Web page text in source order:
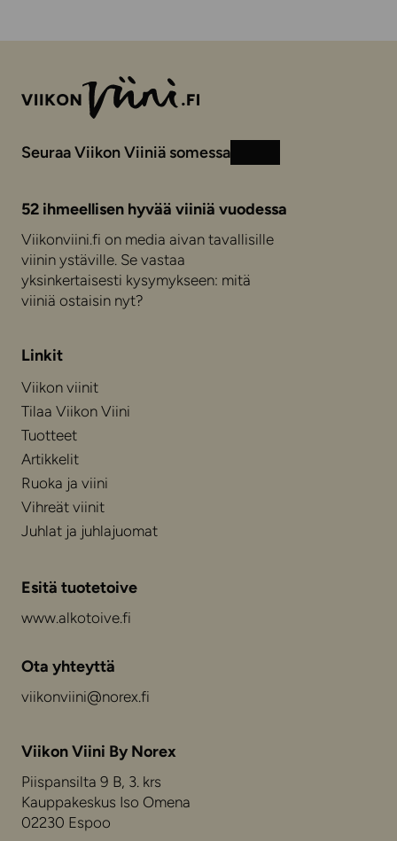
Seuraa Viikon Viiniä somessa Instagram
Facebook
52 ihmeellisen hyvää viiniä vuodessa
Viikonviini.fi on media aivan tavallisille
viinin ystäville. Se vastaa
yksinkertaisesti kysymykseen: mitä
viiniä ostaisin nyt?
Linkit
Viikon viinit
Tilaa Viikon Viini
Tuotteet
Artikkelit
Ruoka ja viini
Vihreät viinit
Juhlat ja juhlajuomat
Esitä tuotetoive
www.alkotoive.fi
Ota yhteyttä
viikonviini@norex.fi
Viikon Viini By Norex
Piispansilta 9 B, 3. krs
Kauppakeskus Iso Omena
02230 Espoo